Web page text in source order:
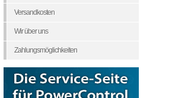
Versandkosten
Wir über uns
Zahlungsmöglichkeiten